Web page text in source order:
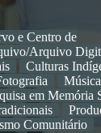
AAMA no
e Centro de
Arquivo
Culturas
Música
em Memória
Comunitário